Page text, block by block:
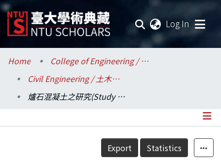
Log In
Communities & Collections
Research Outputs
Home
College of Engineering / 工學院
Civil Engineering / 土木工程學系
爐石混凝土之研究(Study on Concrete made with Blast-furnace Aggregates)
Details
Export Statistics